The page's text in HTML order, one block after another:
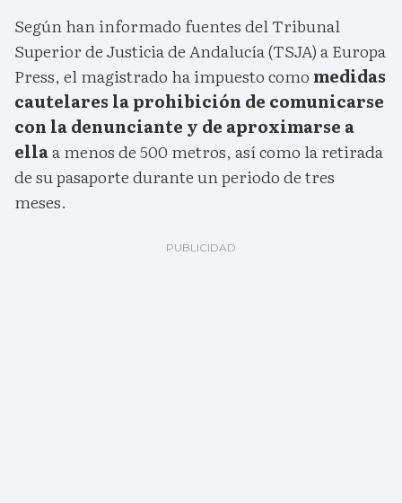
Según han informado fuentes del Tribunal
Superior de Justicia de Andalucía (TSJA) a Europa
Press, el magistrado ha impuesto como medidas
cautelares la prohibición de comunicarse
con la denunciante y de aproximarse a
ellaa menos de 500 metros, así como la retirada
de su pasaporte durante un periodo de tres
meses.